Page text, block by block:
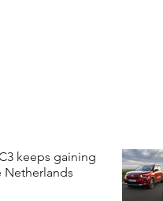
keeps gaining